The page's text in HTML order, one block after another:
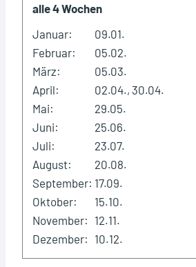
alle 4 Wochen
Januar:
09.01.
Februar:
05.02.
März:
05.03.
April:
02.04., 30.04.
Mai:
29.05.
Juni:
25.06.
Juli:
23.07.
August:
20.08.
September: 17.09.
Oktober:
15.10.
November: 12.11.
Dezember: 10.12.